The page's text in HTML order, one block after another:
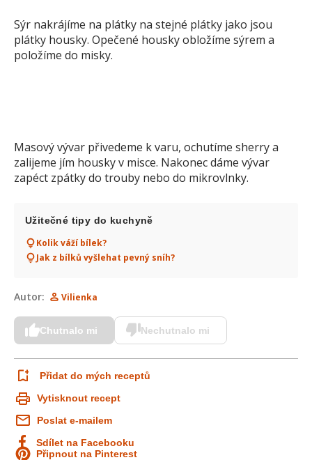
Sýr nakrájíme na plátky na stejné plátky jako jsou
plátky housky. Opečené housky obložíme sýrem a
položíme do misky.
Masový vývar přivedeme k varu, ochutíme sherry a
zalijeme jím housky v misce. Nakonec dáme vývar
zapéct zpátky do trouby nebo do mikrovlnky.
Užitečné tipy do kuchyně
Kolik váží bílek?
Jak z bílků vyšlehat pevný sníh?
Autor: Vilienka
Chutnalo mi Nechutnalo mi
Přidat do mých receptů
Vytisknout recept
Poslat e-mailem
Sdílet na Facebooku
Připnout na Pinterest